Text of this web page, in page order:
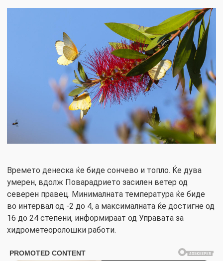
Времето денеска ќе биде сончево и топло. Ќе дува
умерен, вдолж Поварадрието засилен ветер од
северен правец. Минималната температура ќе биде
во интервал од -2 до 4, а максималната ќе достигне од
16 до 24 степени, информираат од Управата за
хидрометеоролошки работи.